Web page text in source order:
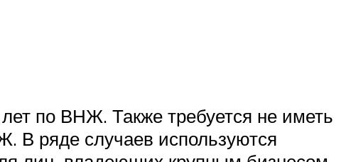
по ВНЖ. Также требуется не иметь
В ряде случаев используются